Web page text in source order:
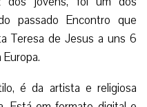
passado Encontro que
Teresa de Jesus a uns 6
é da artista e religiosa